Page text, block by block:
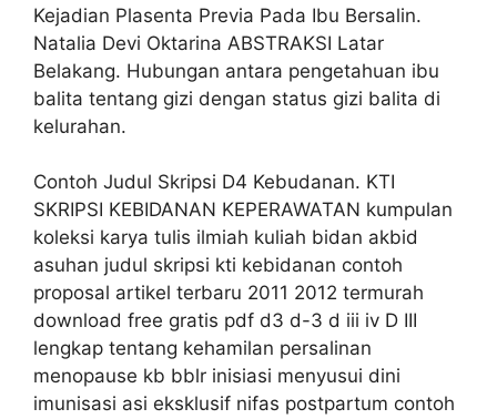
Kejadian Plasenta Previa Pada Ibu Bersalin.
Natalia Devi Oktarina ABSTRAKSI Latar
Belakang. Hubungan antara pengetahuan ibu
balita tentang gizi dengan status gizi balita di
kelurahan.
Contoh Judul Skripsi D4 Kebudanan. KTI
SKRIPSI KEBIDANAN KEPERAWATAN kumpulan
koleksi karya tulis ilmiah kuliah bidan akbid
asuhan judul skripsi kti kebidanan contoh
proposal artikel terbaru 2011 2012 termurah
download free gratis pdf d3 d-3 d iii iv D III
lengkap tentang kehamilan persalinan
menopause kb bblr inisiasi menyusui dini
imunisasi asi eksklusif nifas postpartum contoh